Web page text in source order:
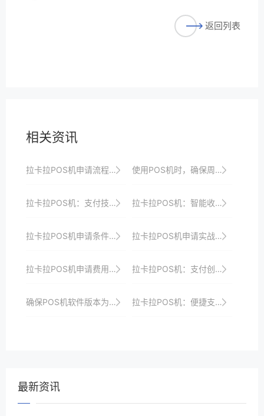
返回列表
相关资讯
拉卡拉POS机申请流程：从提交到激活全攻略 使用POS机时，确保周围环境无电磁干扰源。
拉卡拉POS机：支付技术的新突破 拉卡拉POS机：智能收银，提升商家竞争力
拉卡拉POS机申请条件：个体户与企业有何区别？ 拉卡拉POS机申请实战技巧：轻松应对各种挑战
拉卡拉POS机申请费用及优惠政策对比 拉卡拉POS机：支付创新，助力商家成长
确保POS机软件版本为最新，定期更新以获取最佳性能和安全性。 拉卡拉POS机：便捷支付，提升消费体验
最新资讯